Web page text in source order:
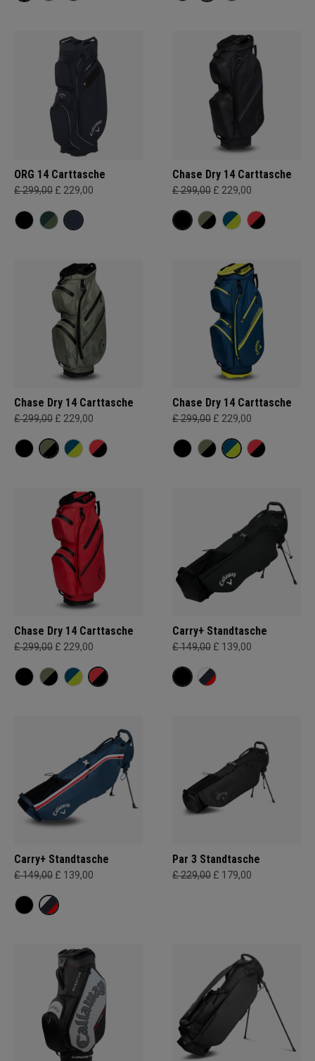
ORG 14 Carttasche
£ 299,00 £ 229,00
Chase Dry 14 Carttasche
£ 299,00 £ 229,00
Chase Dry 14 Carttasche
£ 299,00 £ 229,00
Chase Dry 14 Carttasche
£ 299,00 £ 229,00
Chase Dry 14 Carttasche
£ 299,00 £ 229,00
Carry+ Standtasche
£ 149,00 £ 139,00
Carry+ Standtasche
£ 149,00 £ 139,00
Par 3 Standtasche
£ 229,00 £ 179,00